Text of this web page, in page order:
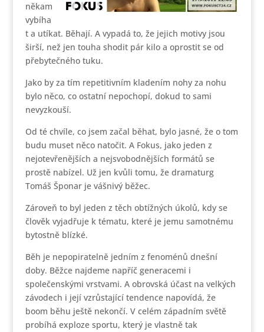
někam
vybíha
t a utíkat. Běhají. A vypadá to, že jejich motivy jsou
širší, než jen touha shodit pár kilo a oprostit se od
přebytečného tuku.
Jako by za tím repetitivním kladením nohy za nohu
bylo něco, co ostatní nepochopí, dokud to sami
nevyzkouší.
Od té chvíle, co jsem začal běhat, bylo jasné, že o tom
budu muset něco natočit. A Fokus, jako jeden z
nejotevřenějších a nejsvobodnějších formátů se
prostě nabízel. Už jen kvůli tomu, že dramaturg
Tomáš Šponar je vášnivý běžec.
Zároveň to byl jeden z těch obtížných úkolů, kdy se
člověk vyjadřuje k tématu, které je jemu samotnému
bytostně blízké.
Běh je nepopiratelně jedním z fenoménů dnešní
doby. Běžce najdeme napříč generacemi i
společenskými vrstvami. A obrovská účast na velkých
závodech i její vzrůstající tendence napovídá, že
boom běhu ještě nekončí. V celém západním světě
probíhá exploze sportu, který je vlastně tak